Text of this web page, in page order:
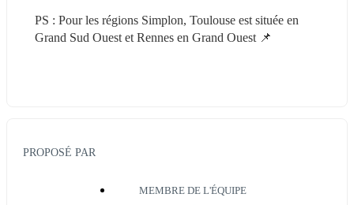
PS : Pour les régions Simplon, Toulouse est située en
Grand Sud Ouest et Rennes en Grand Ouest 📌
PROPOSÉ PAR
MEMBRE DE L'ÉQUIPE